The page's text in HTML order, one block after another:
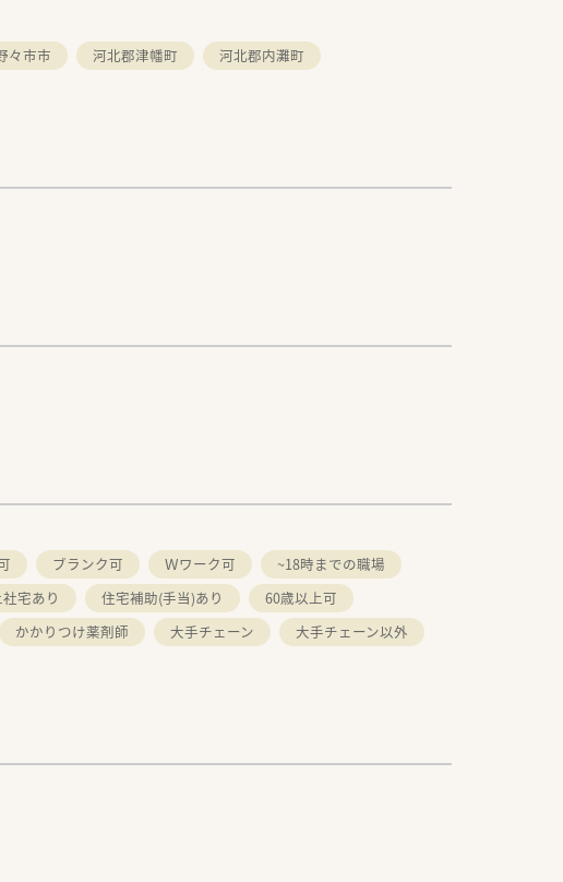
々市市 河北郡津幡町
河北郡内灘町
ブランク可 Ｗワーク可
~18時までの職場
社宅あり 住宅補助(手当)あり
60歳以上可
かかりつけ薬剤師 大手チェーン
大手チェーン以外